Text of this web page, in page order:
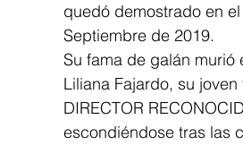
quedó demostrado en
Septiembre de 2019.
Su fama de galán
Liliana Fajardo, su
DIRECTOR
escondiéndose tras las